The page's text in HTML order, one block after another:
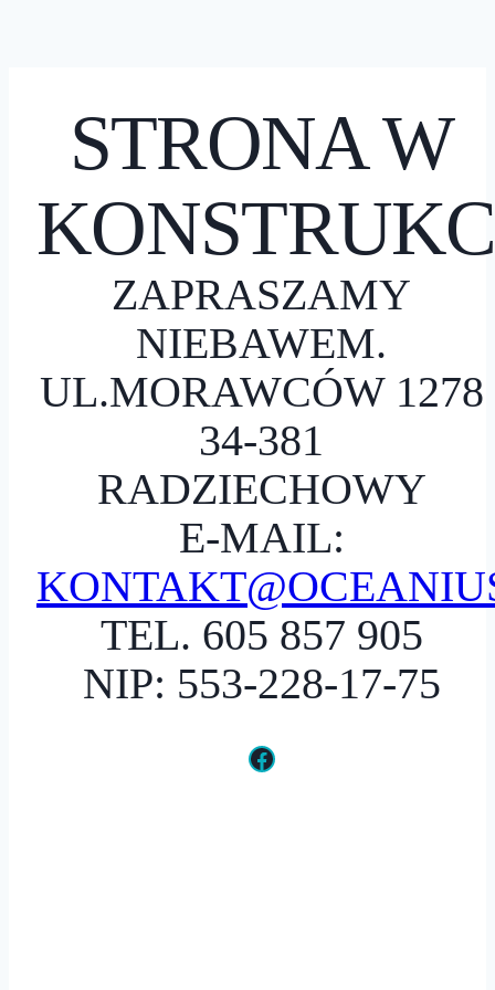
STRONA W
ZAPRASZAMY
NIEBAWEM.
UL.MORAWCÓW 1278
34-381
RADZIECHOWY
E-MAIL:
TEL. 605 857 905
NIP: 553-228-17-75
Facebook